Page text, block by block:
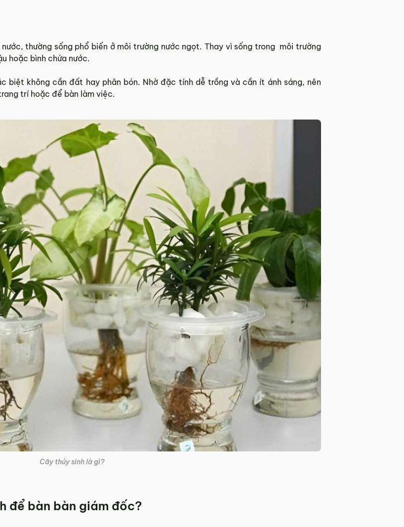
thường sống phổ biến ở môi trường nước ngọt. Thay vì sống trong môi trường
hoặc bình chứa nước.
biệt không cần đất hay phân bón. Nhờ đặc tính dễ trồng và cần ít ánh sáng, nên
trí hoặc để bàn làm việc.
Cây thủy sinh là gì?
để bàn bàn giám đốc?